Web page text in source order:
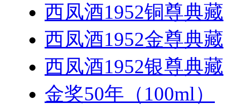
西凤酒1952铜尊典藏
西凤酒1952金尊典藏
西凤酒1952银尊典藏
金奖50年（100ml）